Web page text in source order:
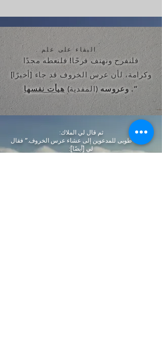
البقاء على علم
فلنفرح ونهتف فرحًا! فلنعطه مجدًا
وكرامة، لأن عرس الخروف قد جاء [أخيرًا]
وعروسه(المفدية)هيأت نفسها .”
ثم قال لي الملاك:
"اكتب، طوبى للمدعوين إلى عشاء عرس الخروف." فقال
لي [أيضًا]: